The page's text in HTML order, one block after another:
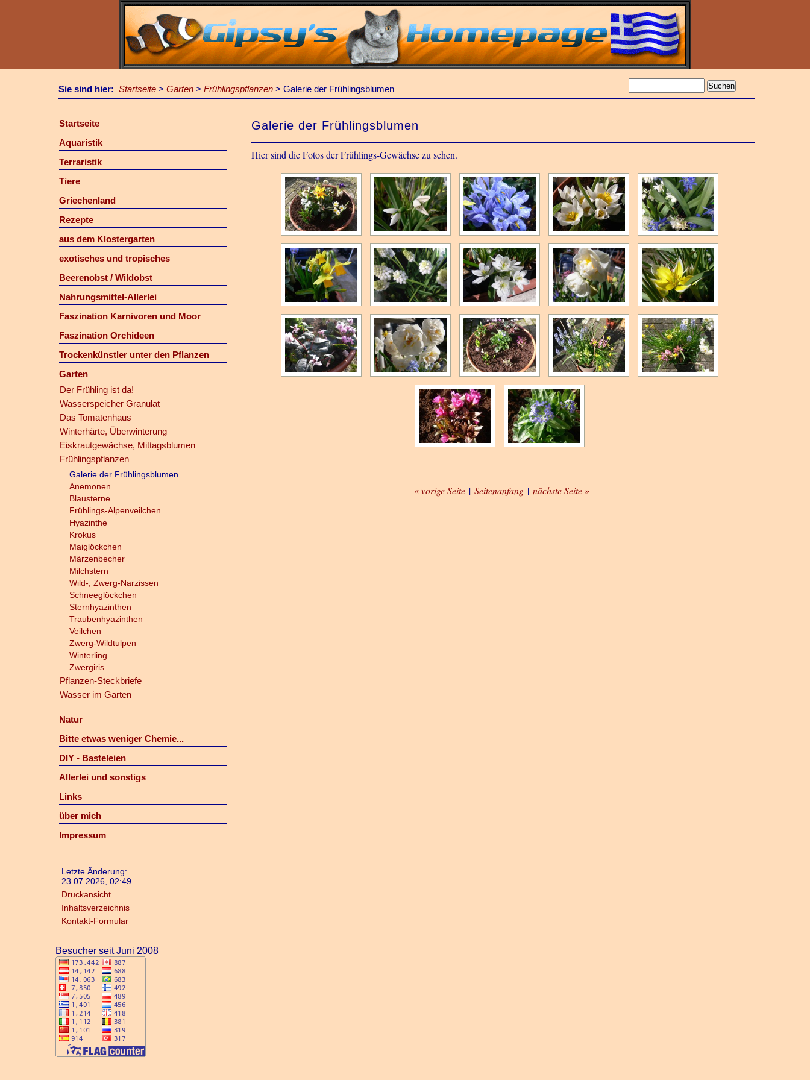
Sie sind hier: Startseite > Garten > Frühlingspflanzen > Galerie der Frühlingsblumen
Startseite
Aquaristik
Terraristik
Tiere
Griechenland
Rezepte
aus dem Klostergarten
exotisches und tropisches
Beerenobst / Wildobst
Nahrungsmittel-Allerlei
Faszination Karnivoren und Moor
Faszination Orchideen
Trockenkünstler unter den Pflanzen
Garten
Der Frühling ist da!
Wasserspeicher Granulat
Das Tomatenhaus
Winterhärte, Überwinterung
Eiskrautgewächse, Mittagsblumen
Frühlingspflanzen
Galerie der Frühlingsblumen
Anemonen
Blausterne
Frühlings-Alpenveilchen
Hyazinthe
Krokus
Maiglöckchen
Märzenbecher
Milchstern
Wild-, Zwerg-Narzissen
Schneeglöckchen
Sternhyazinthen
Traubenhyazinthen
Veilchen
Zwerg-Wildtulpen
Winterling
Zwergiris
Pflanzen-Steckbriefe
Wasser im Garten
Natur
Bitte etwas weniger Chemie...
DIY - Basteleien
Allerlei und sonstigs
Links
über mich
Impressum
Letzte Änderung:
23.07.2026, 02:49
Druckansicht
Inhaltsverzeichnis
Kontakt-Formular
Besucher seit Juni 2008
Galerie der Frühlingsblumen
Hier sind die Fotos der Frühlings-Gewächse zu sehen.
« vorige Seite | Seitenanfang | nächste Seite »